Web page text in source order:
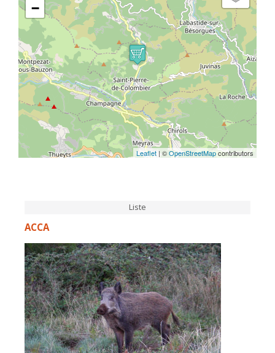
−
Leaflet | ©OpenStreetMapcontributors
Liste
ACCA